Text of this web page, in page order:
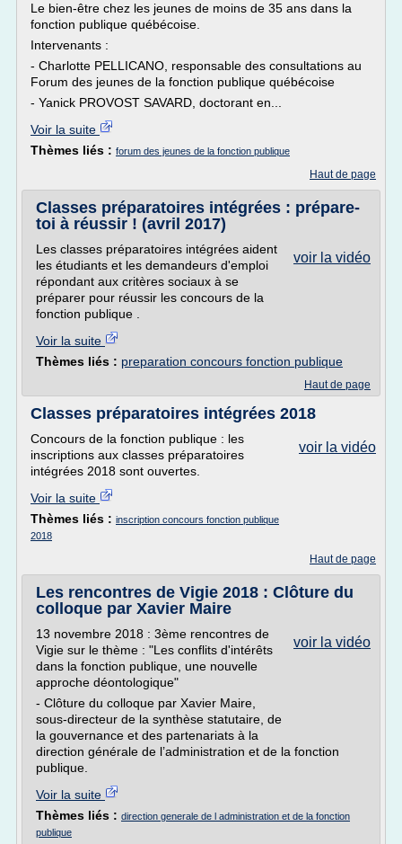
Le bien-être chez les jeunes de moins de 35 ans dans la
fonction publique québécoise.
Intervenants :
- Charlotte PELLICANO, responsable des consultations au
Forum des jeunes de la fonction publique québécoise
- Yanick PROVOST SAVARD, doctorant en...
Voir la suite
Thèmes liés : forum des jeunes de la fonction publique
Haut de page
Classes préparatoires intégrées : prépare-
toi à réussir ! (avril 2017)
voir la vidéo
Les classes préparatoires intégrées aident
les étudiants et les demandeurs d'emploi
répondant aux critères sociaux à se
préparer pour réussir les concours de la
fonction publique .
Voir la suite
Thèmes liés : preparation concours fonction publique
Haut de page
Classes préparatoires intégrées 2018
voir la vidéo
Concours de la fonction publique : les
inscriptions aux classes préparatoires
intégrées 2018 sont ouvertes.
Voir la suite
Thèmes liés : inscription concours fonction publique
2018
Haut de page
Les rencontres de Vigie 2018 : Clôture du
colloque par Xavier Maire
voir la vidéo
13 novembre 2018 : 3ème rencontres de
Vigie sur le thème : "Les conflits d'intérêts
dans la fonction publique, une nouvelle
approche déontologique"
- Clôture du colloque par Xavier Maire,
sous-directeur de la synthèse statutaire, de
la gouvernance et des partenariats à la
direction générale de l’administration et de la fonction
publique.
Voir la suite
Thèmes liés : direction generale de l administration et de la fonction
publique